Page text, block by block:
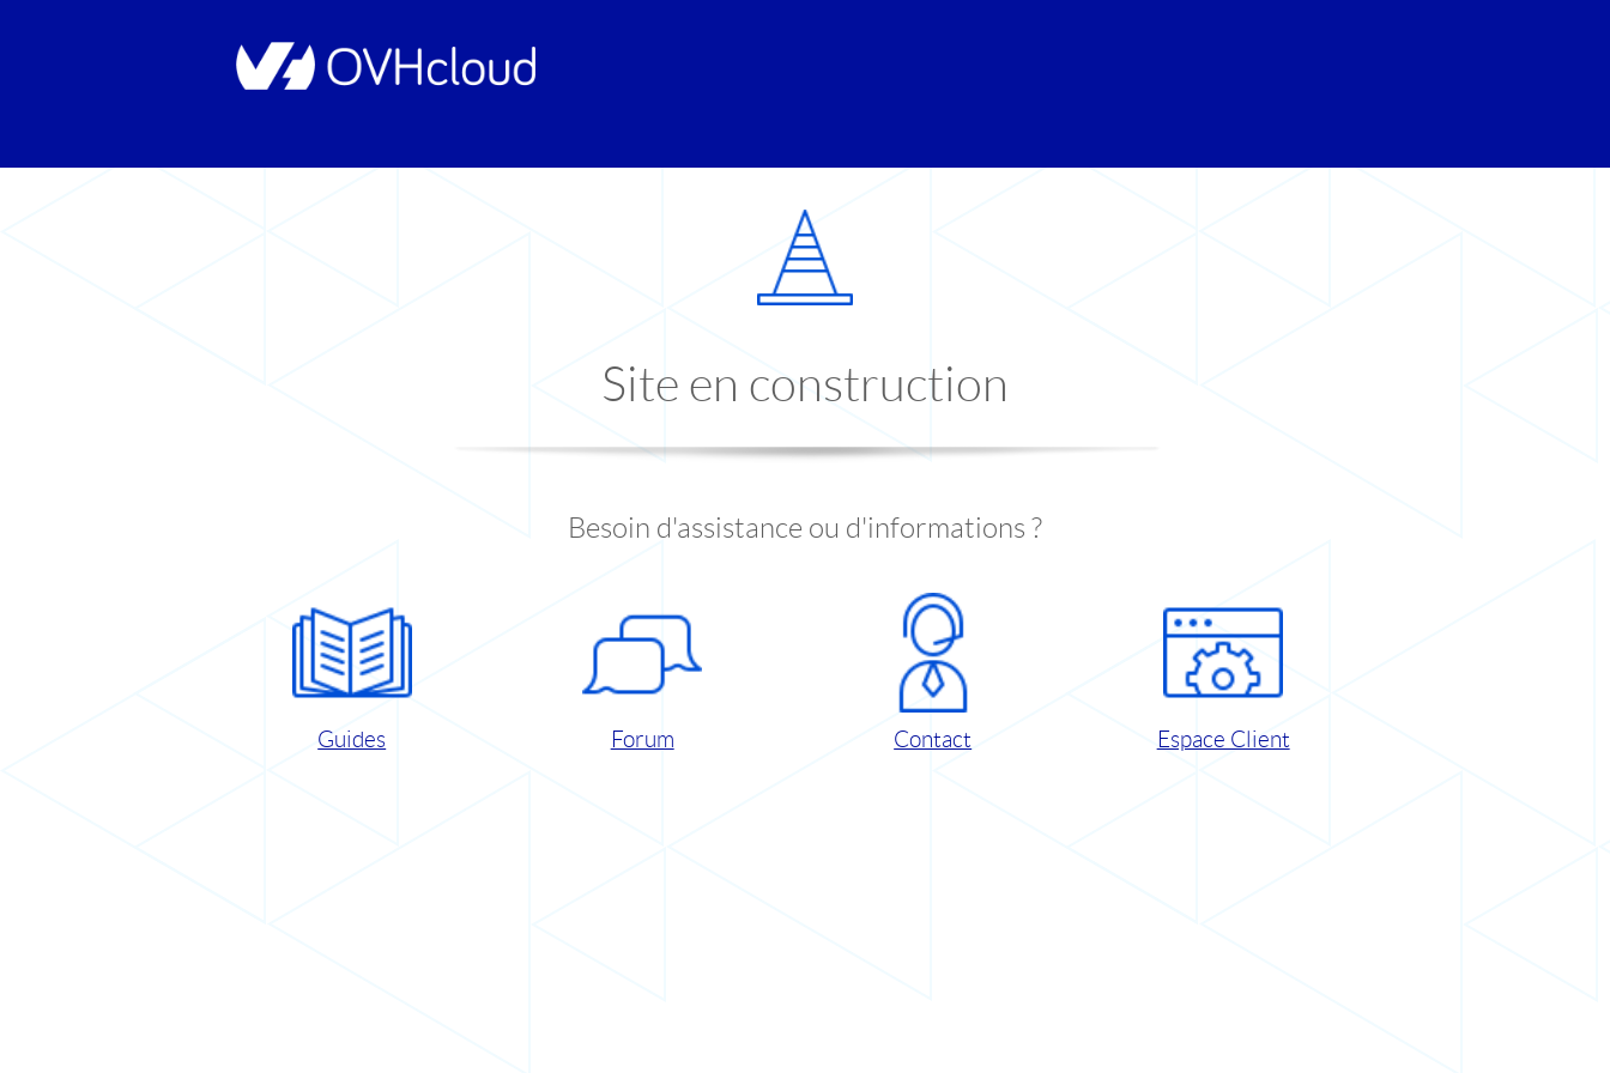
Site en construction
Besoin d'assistance ou d'informations ?
Guides Forum Contact Espace Client